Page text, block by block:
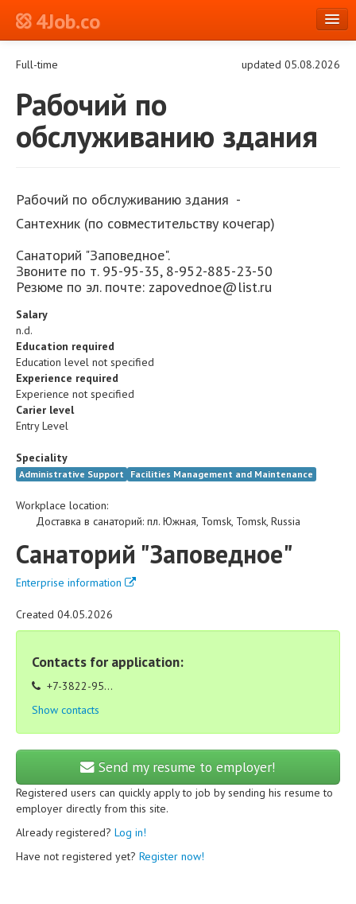
4Job.co
Log in or Register
Full-time updated 05.08.2026
Рабочий по
обслуживанию здания
Рабочий по обслуживанию здания -
Сантехник (по совместительству кочегар)
Санаторий "Заповедное".
Звоните по т. 95-95-35, 8-952-885-23-50
Резюме по эл. почте: zapovednoe@list.ru
Salary
n.d.
Education required
Education level not specified
Experience required
Experience not specified
Carier level
Entry Level
Speciality
Administrative Support Facilities Management and Maintenance
Workplace location:
Доставка в санаторий: пл. Южная, Tomsk, Tomsk, Russia
Санаторий "Заповедное"
Enterprise information
Created 04.05.2026
Contacts for application:
+7-3822-95...
Show contacts
Send my resume to employer!
Registered users can quickly apply to job by sending his resume to
employer directly from this site.
Already registered? Log in!
Have not registered yet? Register now!